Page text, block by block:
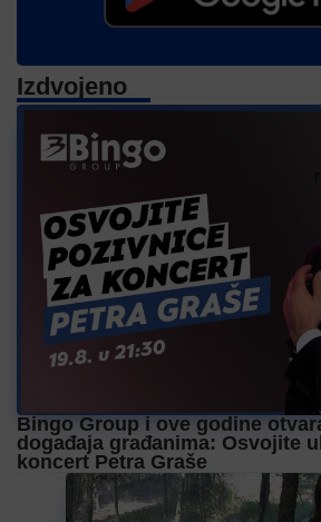
Izdvojeno
Bingo Group i ove godine
događaja građanima: Osvojite
koncert Petra Graše